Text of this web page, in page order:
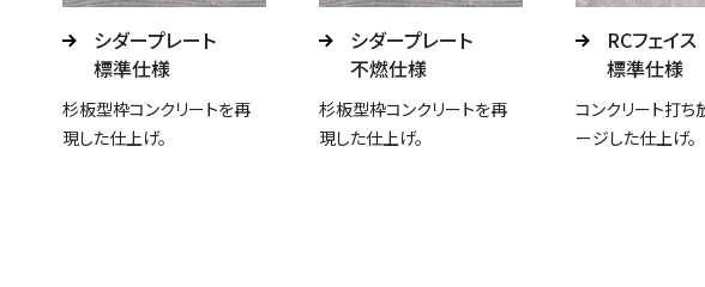
シダープレート
標準仕様
杉板型枠コンクリートを再
現した仕上げ。
シダープレート
不燃仕様
杉板型枠コンクリートを再
現した仕上げ。
RCフェイス
標準仕様
コンクリート打ち
ージした仕上げ。